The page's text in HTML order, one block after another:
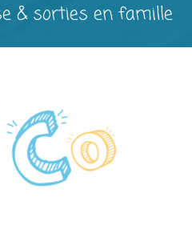
& sorties en famille